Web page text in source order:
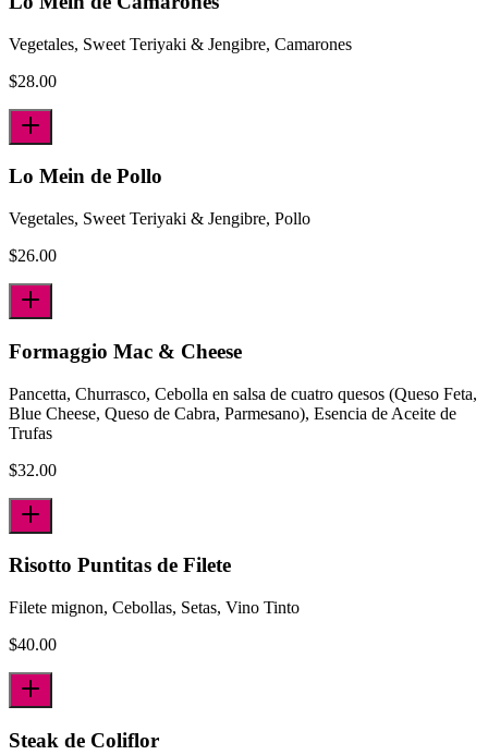
Vegetales, Sweet Teriyaki & Jengibre, Camarones
$28.00
Lo Mein de Pollo
Vegetales, Sweet Teriyaki & Jengibre, Pollo
$26.00
Formaggio Mac & Cheese
Pancetta, Churrasco, Cebolla en salsa de cuatro quesos (Queso Feta,
Blue Cheese, Queso de Cabra, Parmesano), Esencia de Aceite de
Trufas
$32.00
Risotto Puntitas de Filete
Filete mignon, Cebollas, Setas, Vino Tinto
$40.00
Steak de Coliflor